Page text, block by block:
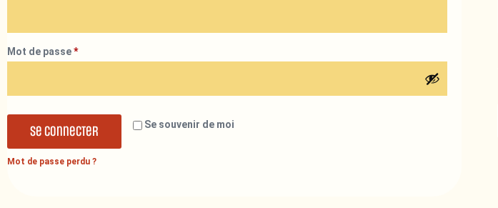
Mot de passe*
Se souvenir de moi
Se connecter
Mot de passe perdu ?